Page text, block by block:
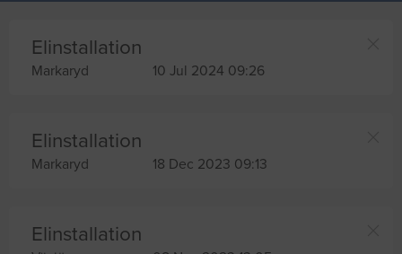
Elinstallation
Markaryd 10 Jul 2024 09:26
Elinstallation
Markaryd 18 Dec 2023 09:13
Elinstallation